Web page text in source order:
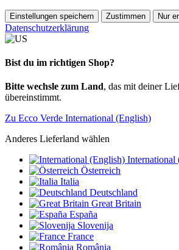
Einstellungen speichern Zustimmen Nur
Datenschutzerklärung
Bist du im richtigen Shop?
Bitte wechsle zum Land, das mit deiner
übereinstimmt.
Zu Ecco Verde International (English)
Anderes Lieferland wählen
International
Österreich
Italia
Deutschland
Great Britain
España
Slovenija
France
România